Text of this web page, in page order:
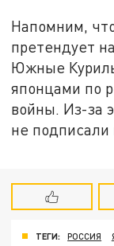
Напомним,
претендует
Южные
японцами по
войны. Из-за
не
ТЕГИ: РОССИЯ